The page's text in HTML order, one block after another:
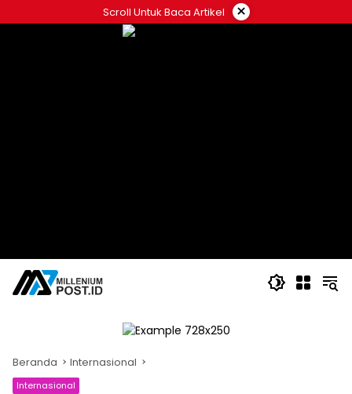
ke
Scroll Untuk Baca Artikel ×
Beranda Internasional
Internasional